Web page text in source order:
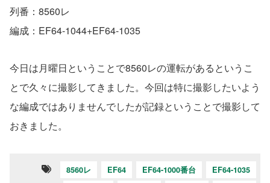
列番：8560レ
編成：EF64-1044+EF64-1035
今日は月曜日ということで8560レの運転があるというこ
とで久々に撮影してきました。今回は特に撮影したいよう
な編成ではありませんでしたが記録ということで撮影して
おきました。
8560レ EF64 EF64-1000番台
EF64-1035